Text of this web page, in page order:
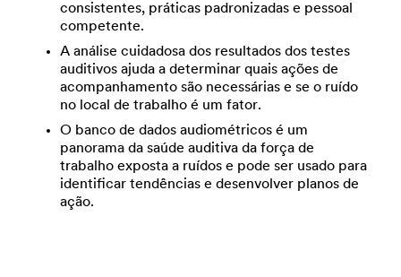
consistentes, práticas padronizadas e pessoal
competente.
A análise cuidadosa dos resultados dos testes
auditivos ajuda a determinar quais ações de
acompanhamento são necessárias e se o ruído
no local de trabalho é um fator.
O banco de dados audiométricos é um
panorama da saúde auditiva da força de
trabalho exposta a ruídos e pode ser usado para
identificar tendências e desenvolver planos de
ação.